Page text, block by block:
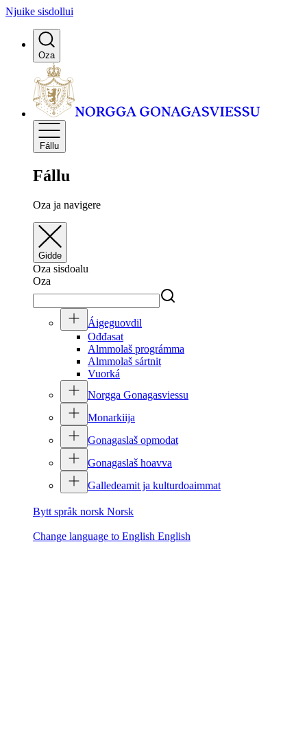
Njuike sisdollui
Oza
Fállu
Fállu
Oza ja navigere
Gidde
Oza sisdoalu
Oza
Áigeguovdil
Ođđasat
Almmolaš prográmma
Almmolaš sártnit
Vuorká
Norgga Gonagasviessu
Monarkiija
Gonagaslaš opmodat
Gonagaslaš hoavva
Galledeamit ja kulturdoaimmat
Bytt språk norsk Norsk
Change language to English English